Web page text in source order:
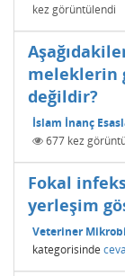
kez görüntülendi
meleklerin
değildir?
İslam İnanç
677 kez
Fokal
yerleşim
Veteriner
kategorisinde